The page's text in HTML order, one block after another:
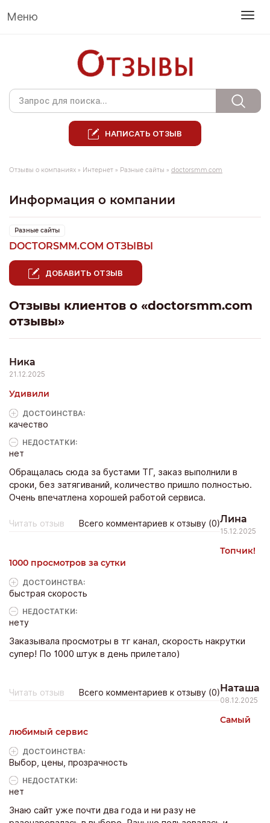
Меню
НАПИСАТЬ ОТЗЫВ
Отзывы о компаниях » Интернет » Разные сайты » doctorsmm.com
Информация о компании
Разные сайты
DOCTORSMM.COM ОТЗЫВЫ
ДОБАВИТЬ ОТЗЫВ
Отзывы клиентов о «doctorsmm.com
отзывы»
Ника
21.12.2025
Удивили
ДОСТОИНCТВА:
качество
НЕДОСТАТКИ:
нет
Обращалась сюда за бустами ТГ, заказ выполнили в
сроки, без затягиваний, количество пришло полностью.
Очень впечатлена хорошей работой сервиса.
Читать отзыв Всего комментариев к отзыву (0)Лина
15.12.2025
Топчик!
1000 просмотров за сутки
ДОСТОИНCТВА:
быстрая скорость
НЕДОСТАТКИ:
нету
Заказывала просмотры в тг канал, скорость накрутки
супер! По 1000 штук в день прилетало)
Читать отзыв Всего комментариев к отзыву (0)Наташа
08.12.2025
Самый
любимый сервис
ДОСТОИНCТВА:
Выбор, цены, прозрачность
НЕДОСТАТКИ:
нет
Знаю сайт уже почти два года и ни разу не